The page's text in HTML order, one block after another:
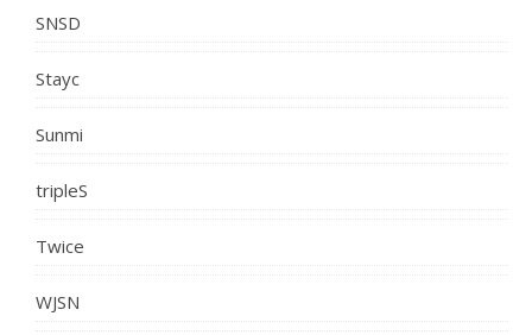
SNSD
Stayc
Sunmi
tripleS
Twice
WJSN